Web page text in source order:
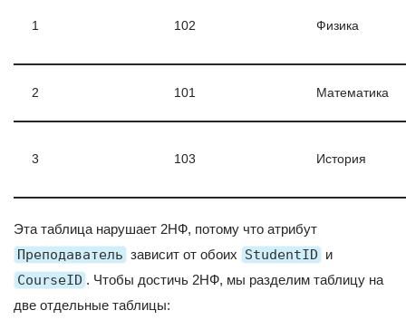
1 102 Физика
2 101 Математика
3 103 История
Эта таблица нарушает 2НФ, потому что атрибут
Преподаватель зависит от обоих StudentID и
CourseID . Чтобы достичь 2НФ, мы разделим таблицу на
две отдельные таблицы: